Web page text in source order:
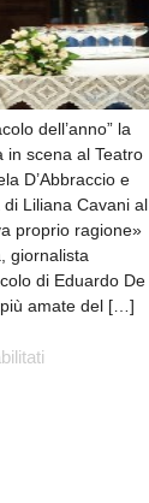
dell’anno” la
in scena al Teatro
D’Abbraccio e
Liliana Cavani al
proprio ragione»
giornalista
di Eduardo De
amate del […]